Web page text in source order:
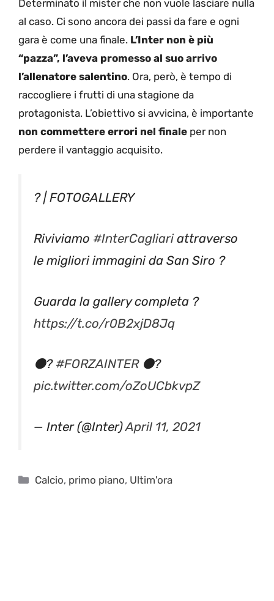
Determinato il mister che non vuole lasciare nulla
al caso. Ci sono ancora dei passi da fare e ogni
gara è come una finale. L’Inter non è più
“pazza”, l’aveva promesso al suo arrivo
l’allenatore salentino. Ora, però, è tempo di
raccogliere i frutti di una stagione da
protagonista. L’obiettivo si avvicina, è importante
non commettere errori nel finale per non
perdere il vantaggio acquisito.
? | FOTOGALLERY
Riviviamo #InterCagliariattraverso
le migliori immagini da San Siro ?️
Guarda la gallery completa ?
https://t.co/r0B2xjD8Jq
⚫️? #FORZAINTER⚫️?
pic.twitter.com/oZoUCbkvpZ
— Inter (@Inter)April 11, 2021
Categorie
Calcio, primo piano, Ultim'ora